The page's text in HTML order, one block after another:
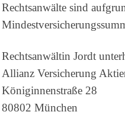
Rechtsanwälte sind
Rechtsanwältin Jordt
Allianz Versicherung
Königinnenstraße 28
80802 München